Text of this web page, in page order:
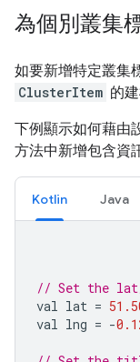
為個別叢集
如要新增特定叢集
ClusterItem 的
下例顯示如何藉由
方法中新增包含資
Kotlin Java
// Set the lat/
val lat =
val lng = -